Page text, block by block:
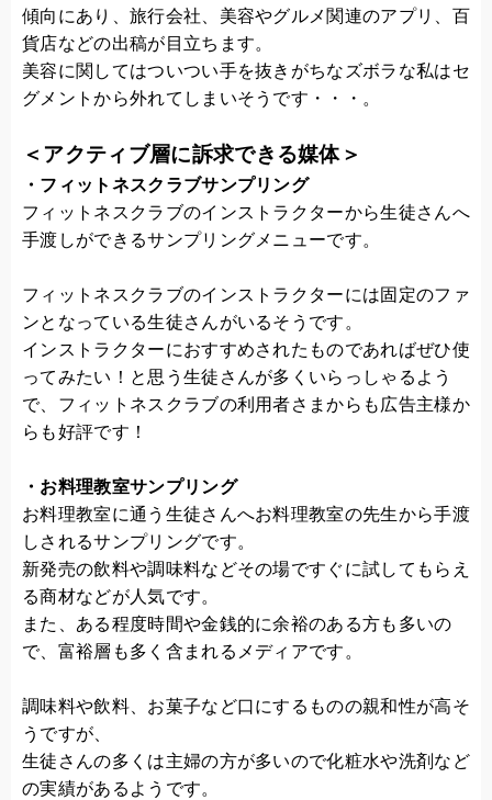
傾向にあり、旅行会社、美容やグルメ関連のアプリ、百
貨店などの出稿が目立ちます。
美容に関してはついつい手を抜きがちなズボラな私はセ
グメントから外れてしまいそうです・・・。
＜アクティブ層に訴求できる媒体＞
・フィットネスクラブサンプリング
フィットネスクラブのインストラクターから生徒さんへ
手渡しができるサンプリングメニューです。
フィットネスクラブのインストラクターには固定のファ
ンとなっている生徒さんがいるそうです。
インストラクターにおすすめされたものであればぜひ使
ってみたい！と思う生徒さんが多くいらっしゃるよう
で、フィットネスクラブの利用者さまからも広告主様か
らも好評です！
・お料理教室サンプリング
お料理教室に通う生徒さんへお料理教室の先生から手渡
しされるサンプリングです。
新発売の飲料や調味料などその場ですぐに試してもらえ
る商材などが人気です。
また、ある程度時間や金銭的に余裕のある方も多いの
で、富裕層も多く含まれるメディアです。
調味料や飲料、お菓子など口にするものの親和性が高そ
うですが、
生徒さんの多くは主婦の方が多いので化粧水や洗剤など
の実績があるようです。